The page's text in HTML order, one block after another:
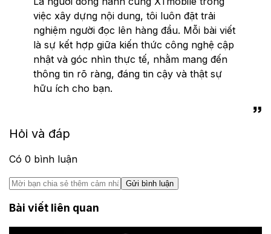
việc xây dựng nội dung, tôi luôn đặt trải
nghiệm người đọc lên hàng đầu. Mỗi bài viết
là sự kết hợp giữa kiến thức công nghệ cập
nhật và góc nhìn thực tế, nhằm mang đến
thông tin rõ ràng, đáng tin cậy và thật sự
hữu ích cho bạn.
Hỏi và đáp
Có 0 bình luận
Gửi bình luận
Bài viết liên quan